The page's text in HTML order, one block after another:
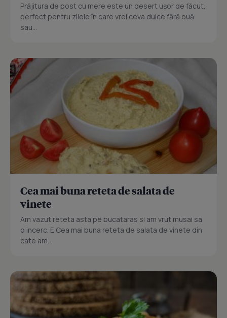
Prăjitura de post cu mere este un desert ușor de făcut,
perfect pentru zilele în care vrei ceva dulce fără ouă
sau...
Cea mai buna reteta de salata de
vinete
Am vazut reteta asta pe bucataras si am vrut musai sa
o incerc. E Cea mai buna reteta de salata de vinete din
cate am...